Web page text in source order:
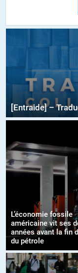
[Entraide] –
L’économie fossile
américaine vit ses
années avant la fin
du pétrole